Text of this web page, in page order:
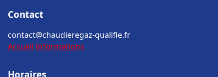
Contact
contact@chaudieregaz-qualifie.fr
Accueil Informations
Horaires